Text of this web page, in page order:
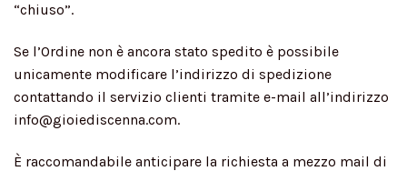
“chiuso”.
Se l’Ordine non è ancora stato spedito è possibile
unicamente modificare l’indirizzo di spedizione
contattando il servizio clienti tramite e-mail all’indirizzo
info@gioiediscenna.com.
È raccomandabile anticipare la richiesta a mezzo mail di